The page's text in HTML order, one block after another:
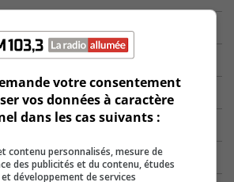
votre consentement
vos données à caractère
dans les cas suivants :
contenu personnalisés, mesure de
des publicités et du contenu, études
et développement de services